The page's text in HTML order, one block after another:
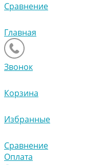
Сравнение
Главная
Звонок
Корзина
Избранные
Сравнение
Оплата